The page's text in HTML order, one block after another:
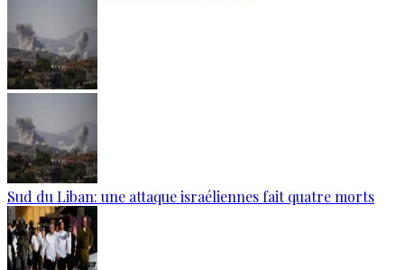
Sud du Liban: une attaque israéliennes fait quatre morts